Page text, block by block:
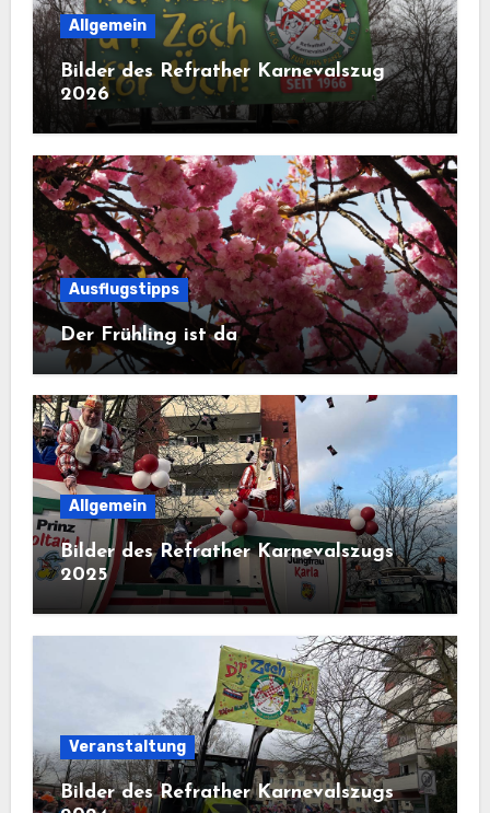
Allgemein
Bilder des Refrather Karnevalszug
2026
Ausflugstipps
Der Frühling ist da
Allgemein
Bilder des Refrather Karnevalszugs
2025
Veranstaltung
Bilder des Refrather Karnevalszugs